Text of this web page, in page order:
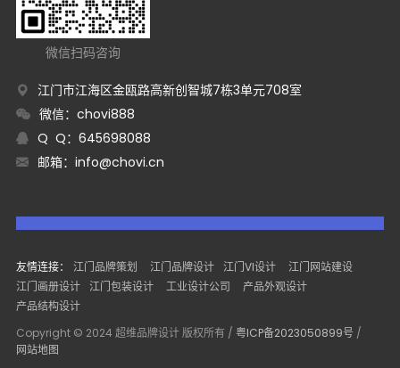
微信扫码咨询
江门市江海区金瓯路高新创智城7栋3单元708室
微信：chovi888
Q Q：645698088
邮箱： info@chovi.cn
友情连接： 江门品牌策划 江门品牌设计 江门VI设计
江门网站建设
江门画册设计 江门包装设计 工业设计公司
产品外观设计
产品结构设计
Copyright © 2024 超维品牌设计 版权所有 / 粤ICP备2023050899号 /
网站地图